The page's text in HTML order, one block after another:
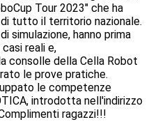
Tour 2023" che ha
tutto il territorio nazionale.
simulazione, hanno prima
reali e,
consolle della Cella Robot
le prove pratiche.
le competenze
introdotta nell'indirizzo
ragazzi!!!